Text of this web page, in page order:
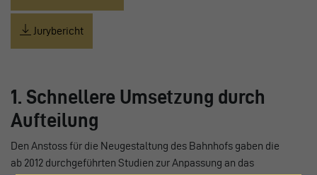
Jurybericht
1. Schnellere Umsetzung durch
Aufteilung
Den Anstoss für die Neugestaltung des Bahnhofs gaben die
ab 2012 durchgeführten Studien zur Anpassung an das